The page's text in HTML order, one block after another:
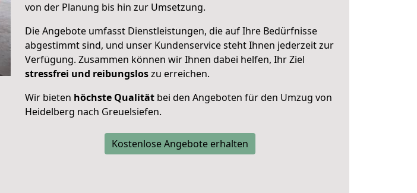
von der Planung bis hin zur Umsetzung.
Die Angebote umfasst Dienstleistungen, die auf Ihre Bedürfnisse
abgestimmt sind, und unser Kundenservice steht Ihnen jederzeit zur
Verfügung. Zusammen können wir Ihnen dabei helfen, Ihr Ziel
stressfrei und reibungsloszu erreichen.
Wir bieten höchste Qualität bei den Angeboten für den Umzug von
Heidelberg nach Greuelsiefen.
Kostenlose Angebote erhalten